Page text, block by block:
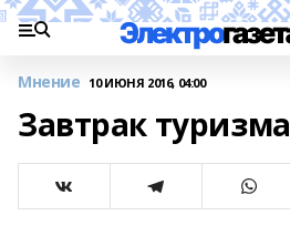
Мнение 10 ИЮНЯ 2016, 04:00
Завтрак туризма